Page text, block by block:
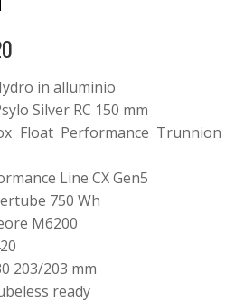
in alluminio
Silver RC 150 mm
Float Performance Trunnion
Line CX Gen5
750 Wh
M6200
203/203 mm
ready